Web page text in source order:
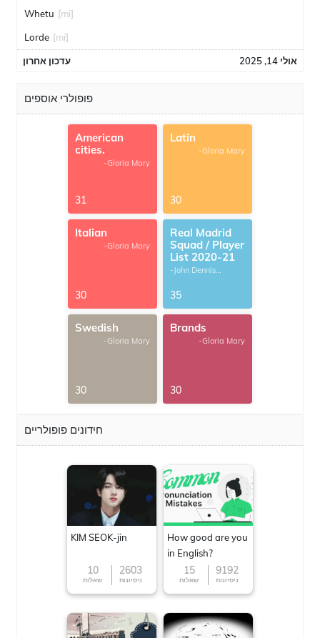
Whetu [mi]
Lorde [mi]
עדכון אחרון אולי 14, 2025
פופולרי אוספים
American
cities.
-Gloria Mary
31
Latin
-Gloria Mary
30
Italian
-Gloria Mary
30
Real Madrid
Squad / Player
List 2020-21
-John Dennis
35
Swedish
-Gloria Mary
30
Brands
-Gloria Mary
30
חידונים פופולריים
KIM SEOK-jin
10
שאלות
2603
ניסיונות
How good are you
in English?
15
שאלות
9192
ניסיונות